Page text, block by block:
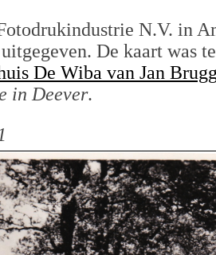
N.V. in
De kaart was
De Wiba van Jan
in Deever.